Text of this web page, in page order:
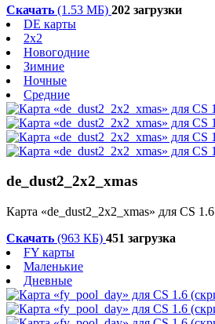
Скачать (1.53 МБ) 202 загрузки
DE карты
2x2
Новогодние
Зимние
Ночные
Средние
de_dust2_2x2_xmas
Карта «de_dust2_2x2_xmas» для CS 1.6
Скачать (963 КБ) 451 загрузка
FY карты
Маленькие
Дневные